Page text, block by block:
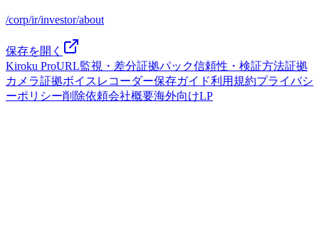
/corp/ir/investor/about
保存を開く
Kiroku ProURL監視・差分証拠パック信頼性・検証方法証拠
カメラ証拠ボイスレコーダー保存ガイド利用規約プライバシ
ーポリシー削除依頼会社概要海外向けLP